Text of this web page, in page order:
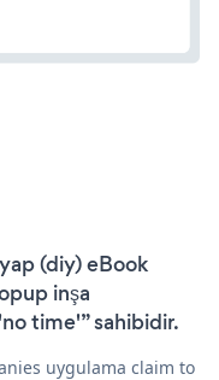
(diy) eBook
inşa
time'” sahibidir.
uygulama claim to